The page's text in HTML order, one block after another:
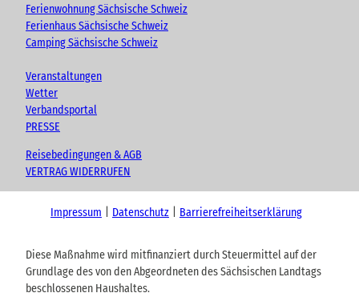
Ferienwohnung Sächsische Schweiz
Ferienhaus Sächsische Schweiz
Camping Sächsische Schweiz
Veranstaltungen
Wetter
Verbandsportal
PRESSE
Reisebedingungen & AGB
VERTRAG WIDERRUFEN
Impressum Datenschutz Barrierefreiheitserklärung
Diese Maßnahme wird mitfinanziert durch Steuermittel auf der
Grundlage des von den Abgeordneten des Sächsischen Landtags
beschlossenen Haushaltes.